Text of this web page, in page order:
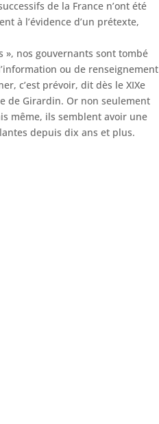
de la France n’ont été
à l’évidence d’un prétexte,
», nos gouvernants sont tombé
ou de renseignement
c’est prévoir, dit dès le XIXe
de Girardin. Or non seulement
même, ils semblent avoir une
depuis dix ans et plus.